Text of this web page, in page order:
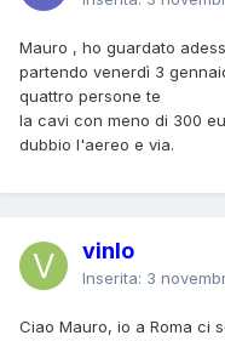
Mauro , ho guardato
partendo venerdì 3
quattro persone te
la cavi con meno di 300
dubbio l'aereo e via.
vinlo
Inserita: 3
Ciao Mauro, io a Roma ci